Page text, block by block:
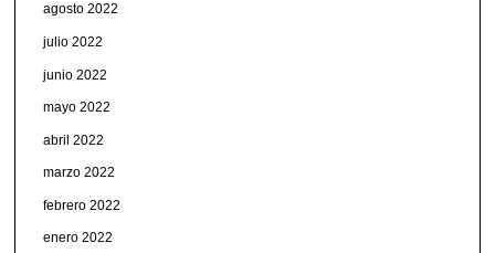
agosto 2022
julio 2022
junio 2022
mayo 2022
abril 2022
marzo 2022
febrero 2022
enero 2022